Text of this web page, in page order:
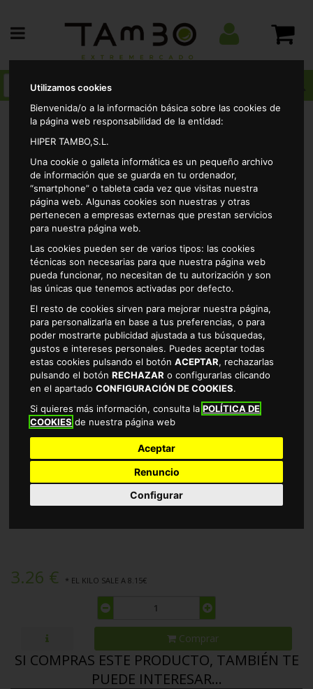
Utilizamos cookies
Bienvenida/o a la información básica sobre las cookies de
la página web responsabilidad de la entidad:
HIPER TAMBO,S.L.
Una cookie o galleta informática es un pequeño archivo
de información que se guarda en tu ordenador,
“smartphone” o tableta cada vez que visitas nuestra
página web. Algunas cookies son nuestras y otras
pertenecen a empresas externas que prestan servicios
para nuestra página web.
Las cookies pueden ser de varios tipos: las cookies
técnicas son necesarias para que nuestra página web
pueda funcionar, no necesitan de tu autorización y son
las únicas que tenemos activadas por defecto.
El resto de cookies sirven para mejorar nuestra página,
para personalizarla en base a tus preferencias, o para
poder mostrarte publicidad ajustada a tus búsquedas,
gustos e intereses personales. Puedes aceptar todas
estas cookies pulsando el botónACEPTAR, rechazarlas
pulsando el botónRECHAZAR o configurarlas clicando
en el apartadoCONFIGURACIÓN DE COOKIES.
Si quieres más información, consulta laPOLÍTICA DE
COOKIES de nuestra página web
Aceptar
Renuncio
Configurar
Cereales lion nestle 400 gr
CEREALES LION NESTLE 400 GR
3.26 € * EL KILO SALE A 8.15€
Comprar
SI COMPRAS ESTE PRODUCTO, TAMBIÉN TE
PUEDE INTERESAR...